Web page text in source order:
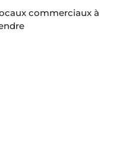
commerciaux à